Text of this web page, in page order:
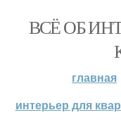
ВСЁ ОБ
главная
интерьер для